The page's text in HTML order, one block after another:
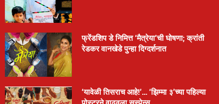
फ्रेंडशिप डे निमित्त ‘मैत्रेया’ची घोषणा; क्रांती
रेडकर वानखेडे पुन्हा दिग्दर्शनात
‘यावेळी तिसराच आहे!’… ‘झिम्मा ३’च्या पहिल्या